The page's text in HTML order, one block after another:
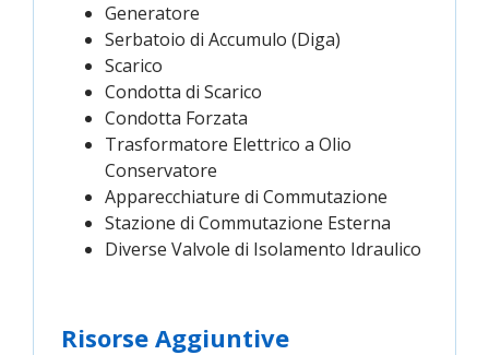
Generatore
Serbatoio di Accumulo (Diga)
Scarico
Condotta di Scarico
Condotta Forzata
Trasformatore Elettrico a Olio
Conservatore
Apparecchiature di Commutazione
Stazione di Commutazione Esterna
Diverse Valvole di Isolamento Idraulico
Risorse Aggiuntive